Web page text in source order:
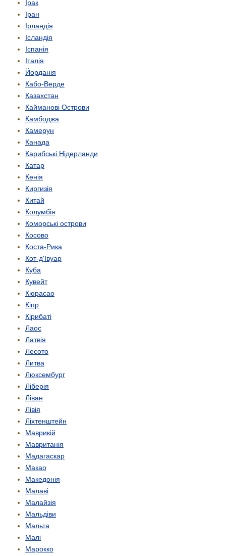
Ірак
Іран
Ірландія
Ісландія
Іспанія
Італія
Йорданія
Кабо-Верде
Казахстан
Кайманові Острови
Камбоджа
Камерун
Канада
Карибські Нідерланди
Катар
Кенія
Киргизія
Китай
Колумбія
Коморські острови
Косово
Коста-Рика
Кот-д'Івуар
Куба
Кувейт
Кюрасао
Кіпр
Кірибаті
Лаос
Латвія
Лесото
Литва
Люксембург
Ліберія
Ліван
Лівія
Ліхтенштейн
Маврикій
Мавританія
Мадагаскар
Макао
Македонія
Малаві
Малайзія
Мальдіви
Мальта
Малі
Марокко